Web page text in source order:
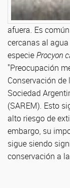
afuera. Es
cercanas al
especieProcyon
"Preocupación
Conservación
Sociedad
(SAREM). Esto
alto riesgo de
embargo, su
sigue siendo
conservación a